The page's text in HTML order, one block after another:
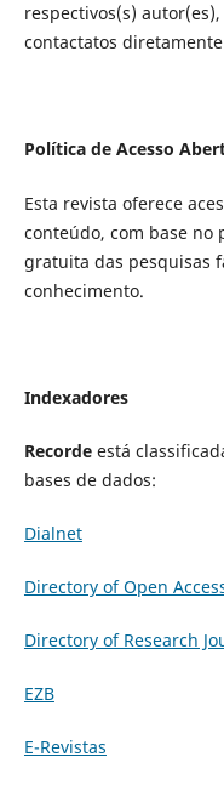
respectivos(s)
contactatos
Política de Acesso
Esta revista oferece
conteúdo, com base
gratuita das pesquisas
conhecimento.
Indexadores
Recordeestá
bases de dados:
Dialnet
Directory of Open
Directory of Research
EZB
E-Revistas